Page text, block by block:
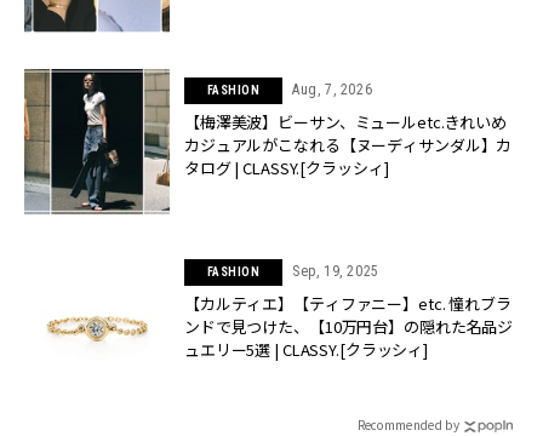
FASHION Aug, 7, 2026
【梅澤美波】ビーサン、ミュールetc.きれいめ
カジュアルがこなれる【ヌーディサンダル】カ
タログ | CLASSY.[クラッシィ]
FASHION Sep, 19, 2025
【カルティエ】【ティファニー】etc. 憧れブラ
ンドで見つけた、【10万円台】の隠れた名品ジ
ュエリー5選 | CLASSY.[クラッシィ]
Recommended by